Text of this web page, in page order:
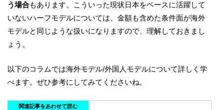
う場合もあります。こういった現状日本をベースに活躍して
いないハーフモデルについては、金額も含めた条件面が海外
モデルと同じような扱いになりますので、理解しておきまし
ょう。
以下のコラムでは海外モデル/外国人モデルについて詳しく学
べます。ぜひ参考にしてみてくださいね。
関連記事をあわせて読む